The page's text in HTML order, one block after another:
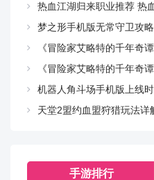
热血江湖归来职业推荐 热血
梦之形手机版无常守卫攻略
《冒险家艾略特的千年奇
《冒险家艾略特的千年奇
机器人角斗场手机版上线时间
天堂2盟约血盟狩猎玩法详解 天
手游排行